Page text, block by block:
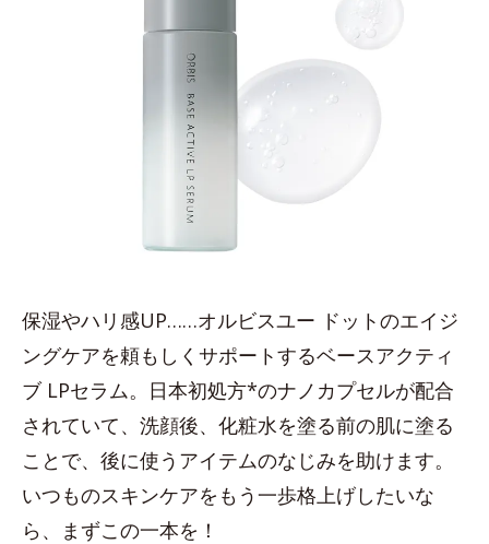
保湿やハリ感UP……オルビスユー ドットのエイジ
ングケアを頼もしくサポートするベースアクティ
ブ LPセラム。日本初処方*のナノカプセルが配合
されていて、洗顔後、化粧水を塗る前の肌に塗る
ことで、後に使うアイテムのなじみを助けます。
いつものスキンケアをもう一歩格上げしたいな
ら、まずこの一本を！